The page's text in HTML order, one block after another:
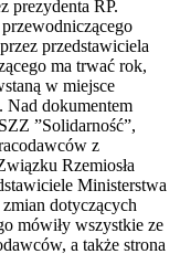
prezydenta RP.
przedstawiciela
ma trwać rok,
w miejsce
Nad dokumentem
”Solidarność”,
z
Rzemiosła
Ministerstwa
dotyczących
mówiły wszystkie ze
a także strona